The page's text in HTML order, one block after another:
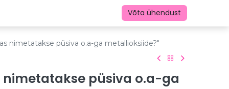
Võta ühendust
nimetatakse püsiva o.a-ga metallioksiide?"
nimetatakse püsiva o.a-ga